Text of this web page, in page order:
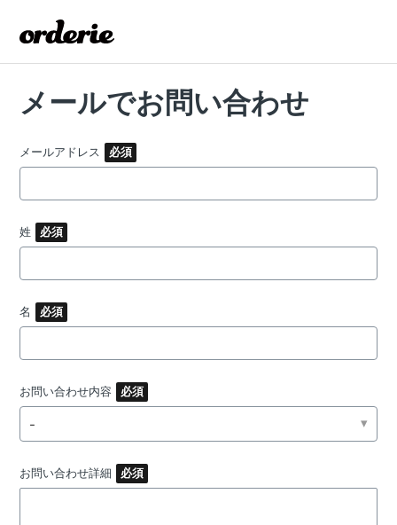
メールでお問い合わせ
メールアドレス
姓
名
お問い合わせ内容
-
お問い合わせ詳細